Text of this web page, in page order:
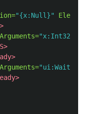
"{x:Null}"
"x:Int32"